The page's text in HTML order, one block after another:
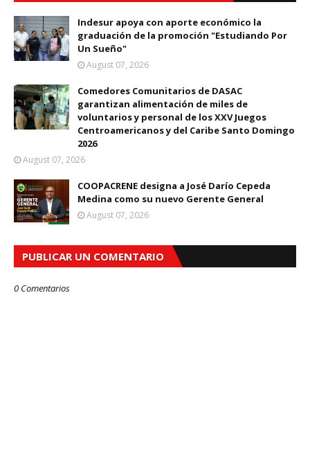
Indesur apoya con aporte económico la
graduación de la promoción "Estudiando Por
Un Sueño"
August 07, 2026
Comedores Comunitarios de DASAC
garantizan alimentación de miles de
voluntarios y personal de los XXV Juegos
Centroamericanos y del Caribe Santo Domingo
2026
August 07, 2026
COOPACRENE designa a José Darío Cepeda
Medina como su nuevo Gerente General
August 07, 2026
PUBLICAR UN COMENTARIO
0 Comentarios